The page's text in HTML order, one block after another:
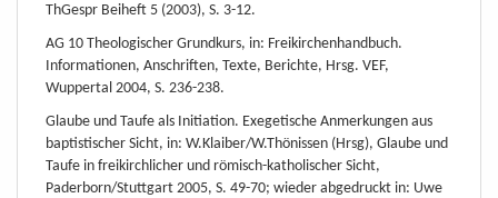
ThGespr Beiheft 5 (2003), S. 3-12.
AG 10 Theologischer Grundkurs, in: Freikirchenhandbuch.
Informationen, Anschriften, Texte, Berichte, Hrsg. VEF,
Wuppertal 2004, S. 236-238.
Glaube und Taufe als Initiation. Exegetische Anmerkungen aus
baptistischer Sicht, in: W.Klaiber/W.Thönissen (Hrsg), Glaube und
Taufe in freikirchlicher und römisch-katholischer Sicht,
Paderborn/Stuttgart 2005, S. 49-70; wieder abgedruckt in: Uwe